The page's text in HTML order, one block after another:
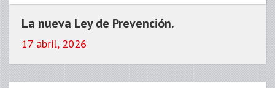
La nueva Ley de Prevención.
17 abril, 2026